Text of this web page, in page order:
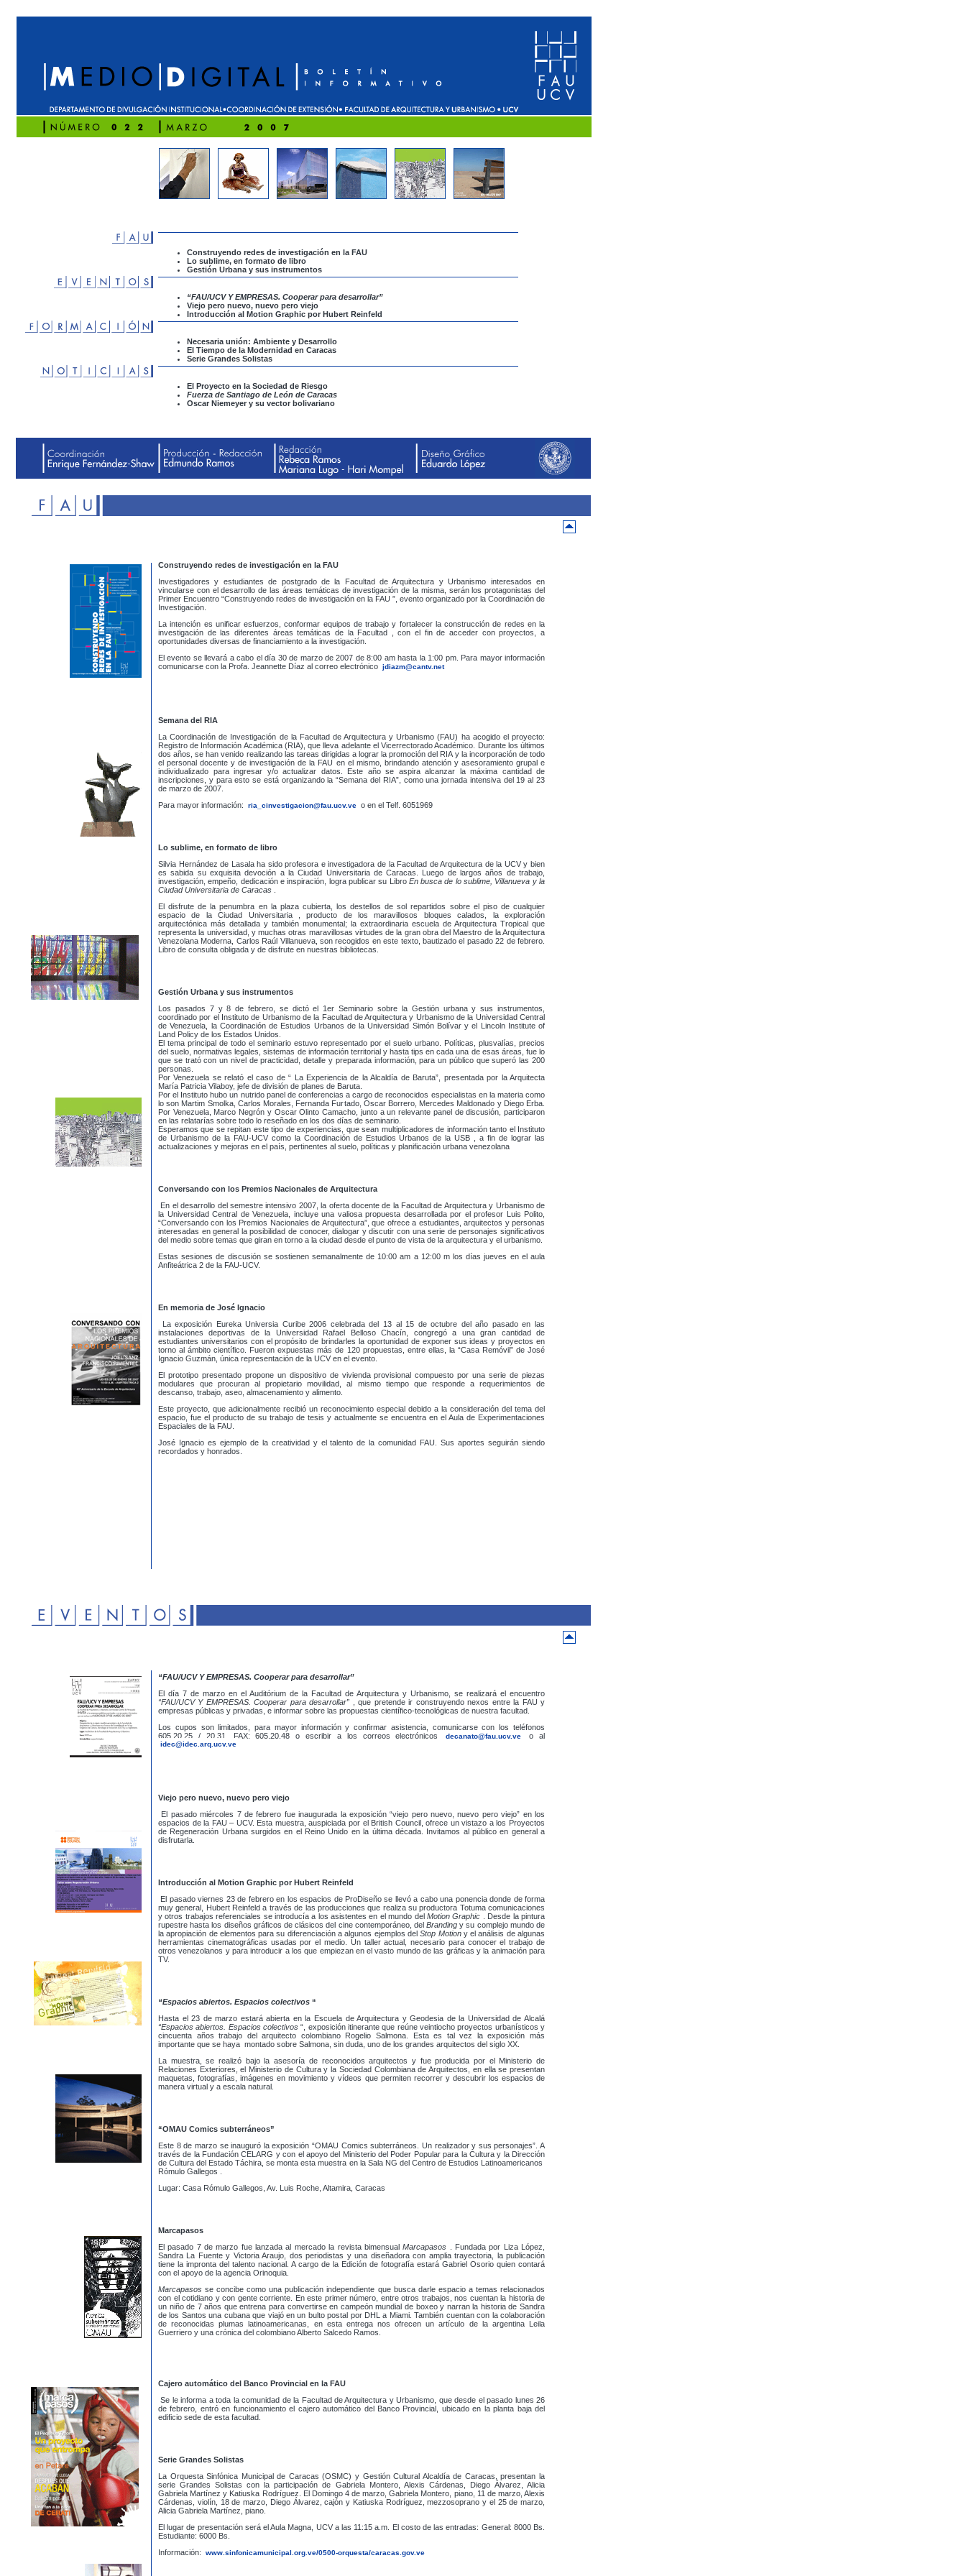
Construyendo redes de investigación en la FAU
Lo sublime, en formato de libro
Gestión Urbana y sus instrumentos
“FAU/UCV Y EMPRESAS. Cooperar para desarrollar”
Viejo pero nuevo, nuevo pero viejo
Introducción al Motion Graphic por Hubert Reinfeld
Necesaria unión: Ambiente y Desarrollo
El Tiempo de la Modernidad en Caracas
Serie Grandes Solistas
El Proyecto en la Sociedad de Riesgo
Fuerza de Santiago de León de Caracas
Oscar Niemeyer y su vector bolivariano
Construyendo redes de investigación en la FAU
Investigadores y estudiantes de postgrado de la Facultad de Arquitectura y Urbanismo interesados en
vincularse con el desarrollo de las áreas temáticas de investigación de la misma, serán los protagonistas del
Primer Encuentro “Construyendo redes de investigación en la FAU ”, evento organizado por la Coordinación de
Investigación.
La intención es unificar esfuerzos, conformar equipos de trabajo y fortalecer la construcción de redes en la
investigación de las diferentes áreas temáticas de la Facultad , con el fin de acceder con proyectos, a
oportunidades diversas de financiamiento a la investigación.
El evento se llevará a cabo el día 30 de marzo de 2007 de 8:00 am hasta la 1:00 pm. Para mayor información
comunicarse con la Profa. Jeannette Díaz al correo electrónico jdiazm@cantv.net
Semana del RIA
La Coordinación de Investigación de la Facultad de Arquitectura y Urbanismo (FAU) ha acogido el proyecto:
Registro de Información Académica (RIA), que lleva adelante el Vicerrectorado Académico. Durante los últimos
dos años, se han venido realizando las tareas dirigidas a lograr la promoción del RIA y la incorporación de todo
el personal docente y de investigación de la FAU en el mismo, brindando atención y asesoramiento grupal e
individualizado para ingresar y/o actualizar datos. Este año se aspira alcanzar la máxima cantidad de
inscripciones, y para esto se está organizando la “Semana del RIA”, como una jornada intensiva del 19 al 23
de marzo de 2007.
Para mayor información:
ria_cinvestigacion@fau.ucv.ve o en el Telf. 6051969
Lo sublime, en formato de libro
Silvia Hernández de Lasala ha sido profesora e investigadora de la Facultad de Arquitectura de la UCV y bien
es sabida su exquisita devoción a la Ciudad Universitaria de Caracas. Luego de largos años de trabajo,
investigación, empeño, dedicación e inspiración, logra publicar su Libro En busca de lo sublime, Villanueva y la
Ciudad Universitaria de Caracas
El disfrute de la penumbra en la plaza cubierta, los destellos de sol repartidos sobre el piso de cualquier
espacio de la Ciudad Universitaria , producto de los maravillosos bloques calados, la exploración
arquitectónica más detallada y también monumental; la extraordinaria escuela de Arquitectura Tropical que
representa la universidad, y muchas otras maravillosas virtudes de la gran obra del Maestro de la Arquitectura
Venezolana Moderna, Carlos Raúl Villanueva, son recogidos en este texto, bautizado el pasado 22 de febrero.
Libro de consulta obligada y de disfrute en nuestras bibliotecas.
Gestión Urbana y sus instrumentos
Los pasados 7 y 8 de febrero, se dictó el 1er Seminario sobre la Gestión urbana y sus instrumentos,
coordinado por el Instituto de Urbanismo de la Facultad de Arquitectura y Urbanismo de la Universidad Central
de Venezuela, la Coordinación de Estudios Urbanos de la Universidad Simón Bolívar y el Lincoln Institute of
Land Policy de los Estados Unidos.
El tema principal de todo el seminario estuvo representado por el suelo urbano. Políticas, plusvalías, precios
del suelo, normativas legales, sistemas de información territorial y hasta tips en cada una de esas áreas, fue lo
que se trató con un nivel de practicidad, detalle y preparada información, para un público que superó las 200
personas.
Por Venezuela se relató el caso de “ La Experiencia de la Alcaldía de Baruta”, presentada por la Arquitecta
María Patricia Vilaboy, jefe de división de planes de Baruta.
Por el Instituto hubo un nutrido panel de conferencias a cargo de reconocidos especialistas en la materia como
lo son Martim Smolka, Carlos Morales, Fernanda Furtado, Oscar Borrero, Mercedes Maldonado y Diego Erba.
Por Venezuela, Marco Negrón y Oscar Olinto Camacho, junto a un relevante panel de discusión, participaron
en las relatarías sobre todo lo reseñado en los dos días de seminario.
Esperamos que se repitan este tipo de experiencias, que sean multiplicadores de información tanto el Instituto
de Urbanismo de la FAU-UCV como la Coordinación de Estudios Urbanos de la USB , a fin de lograr las
actualizaciones y mejoras en el país, pertinentes al suelo, políticas y planificación urbana venezolana
Conversando con los Premios Nacionales de Arquitectura
En el desarrollo del semestre intensivo 2007, la oferta docente de la Facultad de Arquitectura y Urbanismo de
la Universidad Central de Venezuela, incluye una valiosa propuesta desarrollada por el profesor Luis Polito,
“Conversando con los Premios Nacionales de Arquitectura”, que ofrece a estudiantes, arquitectos y personas
interesadas en general la posibilidad de conocer, dialogar y discutir con una serie de personajes significativos
del medio sobre temas que giran en torno a la ciudad desde el punto de vista de la arquitectura y el urbanismo.
Estas sesiones de discusión se sostienen semanalmente de 10:00 am a 12:00 m los días jueves en el aula
Anfiteátrica 2 de la FAU-UCV.
En memoria de José Ignacio
La exposición Eureka Universia Curibe 2006 celebrada del 13 al 15 de octubre del año pasado en las
instalaciones deportivas de la Universidad Rafael Belloso Chacín, congregó a una gran cantidad de
estudiantes universitarios con el propósito de brindarles la oportunidad de exponer sus ideas y proyectos en
torno al ámbito científico. Fueron expuestas más de 120 propuestas, entre ellas, la “Casa Remóvil” de José
Ignacio Guzmán, única representación de la UCV en el evento.
El prototipo presentado propone un dispositivo de vivienda provisional compuesto por una serie de piezas
modulares que procuran al propietario movilidad, al mismo tiempo que responde a requerimientos de
descanso, trabajo, aseo, almacenamiento y alimento.
Este proyecto, que adicionalmente recibió un reconocimiento especial debido a la consideración del tema del
espacio, fue el producto de su trabajo de tesis y actualmente se encuentra en el Aula de Experimentaciones
Espaciales de la FAU.
José Ignacio es ejemplo de la creatividad y el talento de la comunidad FAU. Sus aportes seguirán siendo
recordados y honrados.
“FAU/UCV Y EMPRESAS. Cooperar para desarrollar”
El día 7 de marzo en el Auditórium de la Facultad de Arquitectura y Urbanismo, se realizará el encuentro
“FAU/UCV Y EMPRESAS. Cooperar para desarrollar”
, que pretende ir construyendo nexos entre la FAU y
empresas públicas y privadas, e informar sobre las propuestas científico-tecnológicas de nuestra facultad.
Los cupos son limitados, para mayor información y confirmar asistencia, comunicarse con los teléfonos
605.20.25 / 20.31. FAX: 605.20.48 o escribir a los correos electrónicos
decanato@fau.ucv.ve o al
idec@idec.arq.ucv.ve
Viejo pero nuevo, nuevo pero viejo
El pasado miércoles 7 de febrero fue inaugurada la exposición “viejo pero nuevo, nuevo pero viejo” en los
espacios de la FAU – UCV. Esta muestra, auspiciada por el British Council, ofrece un vistazo a los Proyectos
de Regeneración Urbana surgidos en el Reino Unido en la última década. Invitamos al público en general a
disfrutarla.
Introducción al Motion Graphic por Hubert Reinfeld
El pasado viernes 23 de febrero en los espacios de ProDiseño se llevó a cabo una ponencia donde de forma
muy general, Hubert Reinfeld a través de las producciones que realiza su productora Totuma comunicaciones
y otros trabajos referenciales se introducía a los asistentes en el mundo delMotion Graphic
. Desde la pintura
rupestre hasta los diseños gráficos de clásicos del cine contemporáneo, delBrandingy su complejo mundo de
la apropiación de elementos para su diferenciación a algunos ejemplos delStop Motion y el análisis de algunas
herramientas cinematográficas usadas por el medio. Un taller actual, necesario para conocer el trabajo de
otros venezolanos y para introducir a los que empiezan en el vasto mundo de las gráficas y la animación para
TV.
“Espacios abiertos. Espacios colectivos “
Hasta el 23 de marzo estará abierta en la Escuela de Arquitectura y Geodesia de la Universidad de Alcalá
“Espacios abiertos. Espacios colectivos“, exposición itinerante que reúne veintiocho proyectos urbanísticos y
cincuenta años trabajo del arquitecto colombiano Rogelio Salmona. Esta es tal vez la exposición más
importante que se haya montado sobre Salmona, sin duda, uno de los grandes arquitectos del siglo XX.
La muestra, se realizó bajo la asesoría de reconocidos arquitectos y fue producida por el Ministerio de
Relaciones Exteriores, el Ministerio de Cultura y la Sociedad Colombiana de Arquitectos, en ella se presentan
maquetas, fotografías, imágenes en movimiento y vídeos que permiten recorrer y descubrir los espacios de
manera virtual y a escala natural.
“OMAU Comics subterráneos”
Este 8 de marzo se inauguró la exposición “OMAU Comics subterráneos. Un realizador y sus personajes”. A
través de la Fundación CELARG y con el apoyo del Ministerio del Poder Popular para la Cultura y la Dirección
de Cultura del Estado Táchira, se monta esta muestra en la Sala NG del Centro de Estudios Latinoamericanos
Rómulo Gallegos .
Lugar: Casa Rómulo Gallegos, Av. Luis Roche, Altamira, Caracas
Marcapasos
El pasado 7 de marzo fue lanzada al mercado la revista bimensualMarcapasos
. Fundada por Liza López,
Sandra La Fuente y Victoria Araujo, dos periodistas y una diseñadora con amplia trayectoria, la publicación
tiene la impronta del talento nacional. A cargo de la Edición de fotografía estará Gabriel Osorio quien contará
con el apoyo de la agencia Orinoquia.
Marcapasosse concibe como una publicación independiente que busca darle espacio a temas relacionados
con el cotidiano y con gente corriente. En este primer número, entre otros trabajos, nos cuentan la historia de
un niño de 7 años que entrena para convertirse en campeón mundial de boxeo y narran la historia de Sandra
de los Santos una cubana que viajó en un bulto postal por DHL a Miami. También cuentan con la colaboración
de reconocidas plumas latinoamericanas, en esta entrega nos ofrecen un artículo de la argentina Leila
Guerriero y una crónica del colombiano Alberto Salcedo Ramos.
Cajero automático del Banco Provincial en la FAU
Se le informa a toda la comunidad de la Facultad de Arquitectura y Urbanismo, que desde el pasado lunes 26
de febrero, entró en funcionamiento el cajero automático del Banco Provincial, ubicado en la planta baja del
edificio sede de esta facultad.
Serie Grandes Solistas
La Orquesta Sinfónica Municipal de Caracas (OSMC) y Gestión Cultural Alcaldía de Caracas, presentan la
serie Grandes Solistas con la participación de Gabriela Montero, Alexis Cárdenas, Diego Álvarez, Alicia
Gabriela Martínez y Katiuska Rodríguez. El Domingo 4 de marzo, Gabriela Montero, piano, 11 de marzo, Alexis
Cárdenas, violín, 18 de marzo, Diego Álvarez, cajón y Katiuska Rodríguez, mezzosoprano y el 25 de marzo,
Alicia Gabriela Martínez, piano.
El lugar de presentación será el Aula Magna, UCV a las 11:15 a.m. El costo de las entradas: General: 8000 Bs.
Estudiante: 6000 Bs.
Información:
www.sinfonicamunicipal.org.ve/0500-orquesta/caracas.gov.ve